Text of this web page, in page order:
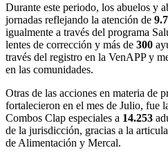
Durante este periodo, los abuelos y
jornadas reflejando la atención de
igualmente a través del programa
lentes de corrección y más de 300
través del registro en la VenAPP y
en las comunidades.
Otras de las acciones en materia de
fortalecieron en el mes de Julio, fue
Combos Clap especiales a 14.253
de la jurisdicción, gracias a la
de Alimentación y Mercal.